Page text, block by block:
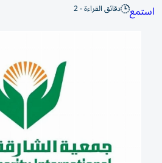
استمع دقائق القراءة - 2